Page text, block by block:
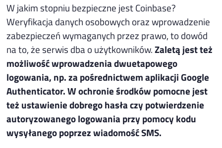
W jakim stopniu bezpieczne jest Coinbase?
Weryfikacja danych osobowych oraz wprowadzenie
zabezpieczeń wymaganych przez prawo, to dowód
na to, że serwis dba o użytkowników.Zaletą jest też
możliwość wprowadzenia dwuetapowego
logowania, np. za pośrednictwem aplikacji Google
Authenticator. W ochronie środków pomocne jest
też ustawienie dobrego hasła czy potwierdzenie
autoryzowanego logowania przy pomocy kodu
wysyłanego poprzez wiadomość SMS.